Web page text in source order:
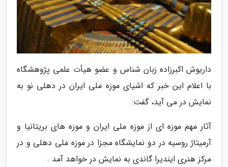
داریوش اکبرزاده زبان شناس و عضو هیأت علمی پژوهشگاه
با اعلام این خبر که اشیای موزه ملی ایران در دهلی نو به
نمایش در می آید، گفت:
آثار مهم موزه ای از موزه ملی ایران و موزه های بریتانیا و
آرمیتاژ روسیه در دو نمایشگاه مجزا در موزه ملی دهلی و در
مرکز هنری ایندیرا گاندی به نمایش در خواهد آمد .